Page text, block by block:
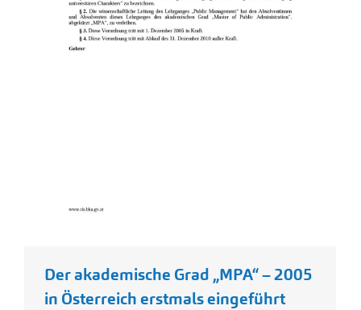
Der akademische Grad „MPA“ – 2005
in Österreich erstmals eingeführt